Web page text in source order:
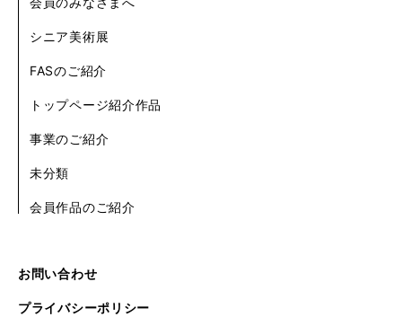
シニア美術展
FASのご紹介
トップページ紹介作品
事業のご紹介
未分類
会員作品のご紹介
お問い合わせ
プライバシーポリシー